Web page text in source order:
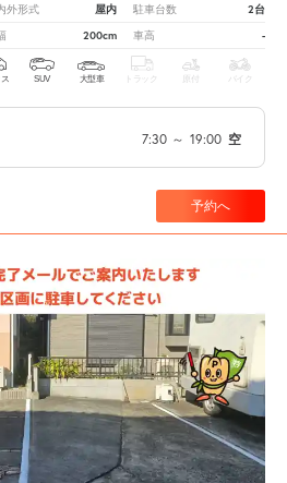
外形式 屋内 駐車台数 2台
200cm 車高 -
SUV 大型車 トラック 原付 バイク
7:30 ～ 19:00 空
予約へ